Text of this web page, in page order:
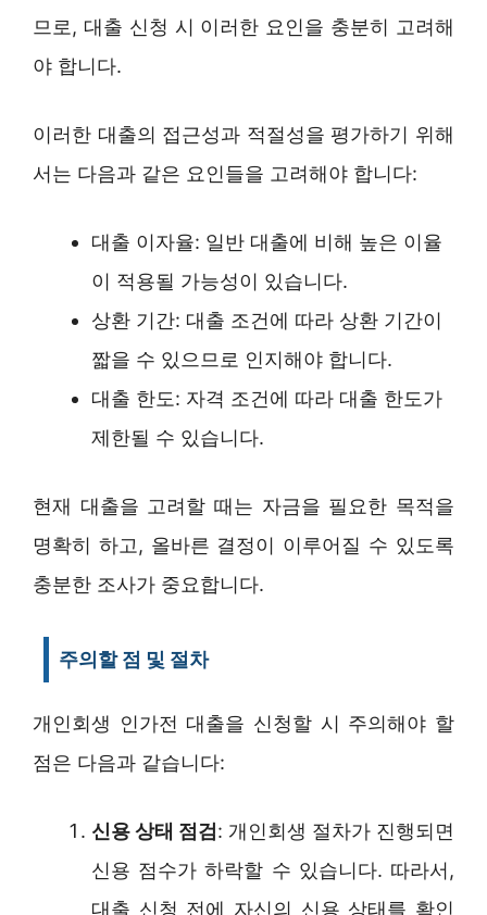
므로, 대출 신청 시 이러한 요인을 충분히 고려해
야 합니다.
이러한 대출의 접근성과 적절성을 평가하기 위해
서는 다음과 같은 요인들을 고려해야 합니다:
대출 이자율: 일반 대출에 비해 높은 이율
이 적용될 가능성이 있습니다.
상환 기간: 대출 조건에 따라 상환 기간이
짧을 수 있으므로 인지해야 합니다.
대출 한도: 자격 조건에 따라 대출 한도가
제한될 수 있습니다.
현재 대출을 고려할 때는 자금을 필요한 목적을
명확히 하고, 올바른 결정이 이루어질 수 있도록
충분한 조사가 중요합니다.
주의할 점 및 절차
개인회생 인가전 대출을 신청할 시 주의해야 할
점은 다음과 같습니다:
신용 상태 점검: 개인회생 절차가 진행되면
신용 점수가 하락할 수 있습니다. 따라서,
대출 신청 전에 자신의 신용 상태를 확인